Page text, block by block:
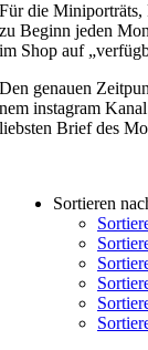
Für die
zu Beginn jeden
im Shop auf
Den genau­en
nem insta­gram
liebs­ten Brief des
Sortieren